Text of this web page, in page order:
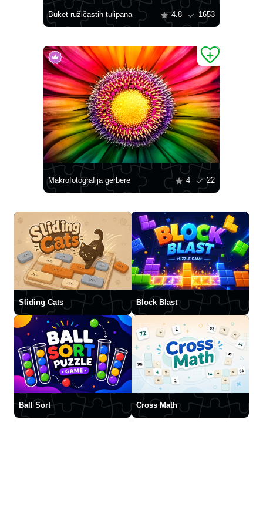
Buket ružičastih tulipana 4.8 1653
Makrofotografija gerbere 4 22
Sliding Cats Block Blast
Ball Sort Cross Math